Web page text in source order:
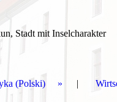
Stadt mit Inselcharakter
(Polski)